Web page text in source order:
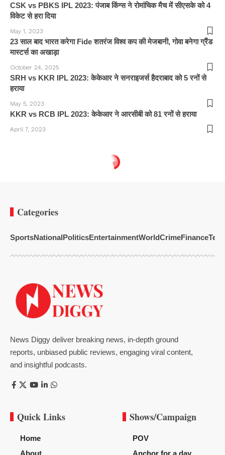
CSK vs PBKS IPL 2023: पंजाब किंग्स ने रोमांचिक मैच में सीएसके को 4
विकेट से हरा दिया
May 1, 2023
23 साल बाद भारत करेगा Fide शतरंज विश्व कप की मेजबानी, गोवा बनेगा ग्रैंड
मास्टर्स का अखाड़ा
October 24, 2025
SRH vs KKR IPL 2023: केकेआर ने सनराइजर्स हैदराबाद को 5 रनों से
हराया
May 5, 2023
KKR vs RCB IPL 2023: केकेआर ने आरसीबी को 81 रनों से हराया
April 7, 2023
Categories
SportsNationalPoliticsEntertainmentWorldCrimeFinance
News Diggy deliver breaking news, in-depth ground
reports, unbiased public reviews, engaging viral content,
and insightful podcasts.
Quick Links
Home
Shows/Campaign
POV